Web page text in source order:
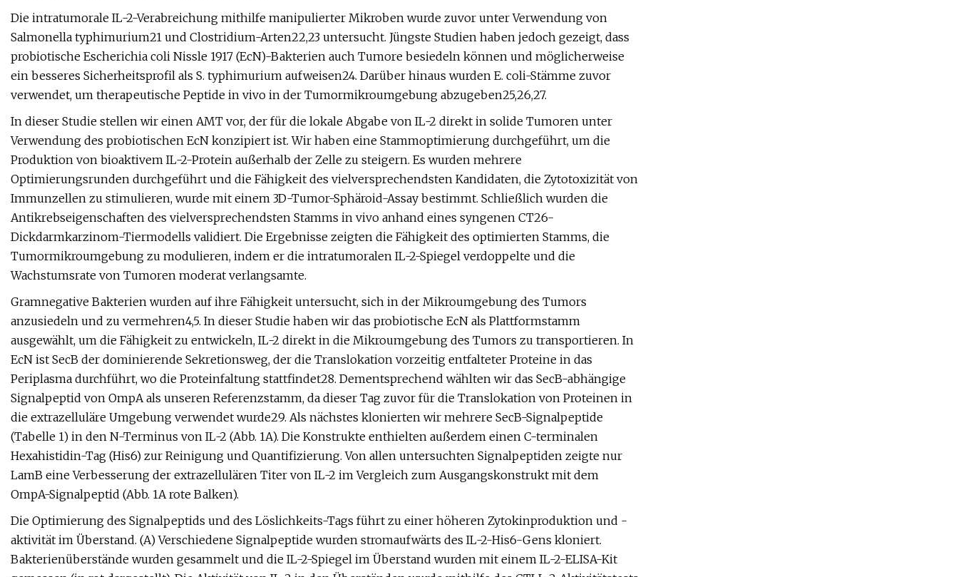
Die intratumorale IL-2-Verabreichung mithilfe manipulierter Mikroben wurde zuvor unter Verwendung von
Salmonella typhimurium21 und Clostridium-Arten22,23 untersucht. Jüngste Studien haben jedoch gezeigt, dass
probiotische Escherichia coli Nissle 1917 (EcN)-Bakterien auch Tumore besiedeln können und möglicherweise
ein besseres Sicherheitsprofil als S. typhimurium aufweisen24. Darüber hinaus wurden E. coli-Stämme zuvor
verwendet, um therapeutische Peptide in vivo in der Tumormikroumgebung abzugeben25,26,27.
In dieser Studie stellen wir einen AMT vor, der für die lokale Abgabe von IL-2 direkt in solide Tumoren unter
Verwendung des probiotischen EcN konzipiert ist. Wir haben eine Stammoptimierung durchgeführt, um die
Produktion von bioaktivem IL-2-Protein außerhalb der Zelle zu steigern. Es wurden mehrere
Optimierungsrunden durchgeführt und die Fähigkeit des vielversprechendsten Kandidaten, die Zytotoxizität von
Immunzellen zu stimulieren, wurde mit einem 3D-Tumor-Sphäroid-Assay bestimmt. Schließlich wurden die
Antikrebseigenschaften des vielversprechendsten Stamms in vivo anhand eines syngenen CT26-
Dickdarmkarzinom-Tiermodells validiert. Die Ergebnisse zeigten die Fähigkeit des optimierten Stamms, die
Tumormikroumgebung zu modulieren, indem er die intratumoralen IL-2-Spiegel verdoppelte und die
Wachstumsrate von Tumoren moderat verlangsamte.
Gramnegative Bakterien wurden auf ihre Fähigkeit untersucht, sich in der Mikroumgebung des Tumors
anzusiedeln und zu vermehren4,5. In dieser Studie haben wir das probiotische EcN als Plattformstamm
ausgewählt, um die Fähigkeit zu entwickeln, IL-2 direkt in die Mikroumgebung des Tumors zu transportieren. In
EcN ist SecB der dominierende Sekretionsweg, der die Translokation vorzeitig entfalteter Proteine ​​in das
Periplasma durchführt, wo die Proteinfaltung stattfindet28. Dementsprechend wählten wir das SecB-abhängige
Signalpeptid von OmpA als unseren Referenzstamm, da dieser Tag zuvor für die Translokation von Proteinen in
die extrazelluläre Umgebung verwendet wurde29. Als nächstes klonierten wir mehrere SecB-Signalpeptide
(Tabelle 1) in den N-Terminus von IL-2 (Abb. 1A). Die Konstrukte enthielten außerdem einen C-terminalen
Hexahistidin-Tag (His6) zur Reinigung und Quantifizierung. Von allen untersuchten Signalpeptiden zeigte nur
LamB eine Verbesserung der extrazellulären Titer von IL-2 im Vergleich zum Ausgangskonstrukt mit dem
OmpA-Signalpeptid (Abb. 1A rote Balken).
Die Optimierung des Signalpeptids und des Löslichkeits-Tags führt zu einer höheren Zytokinproduktion und -
aktivität im Überstand. (A) Verschiedene Signalpeptide wurden stromaufwärts des IL-2-His6-Gens kloniert.
Bakterienüberstände wurden gesammelt und die IL-2-Spiegel im Überstand wurden mit einem IL-2-ELISA-Kit